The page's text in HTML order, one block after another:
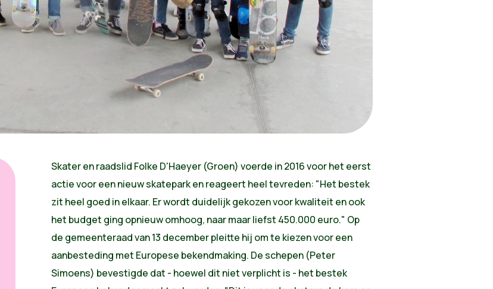
Skater en raadslid Folke D'Haeyer (Groen) voerde in 2016 voor het eerst
actie voor een nieuw skatepark en reageert heel tevreden: "Het bestek
zit heel goed in elkaar. Er wordt duidelijk gekozen voor kwaliteit en ook
het budget ging opnieuw omhoog, naar maar liefst 450.000 euro." Op
de gemeenteraad van 13 december pleitte hij om te kiezen voor een
aanbesteding met Europese bekendmaking. De schepen (Peter
Simoens) bevestigde dat - hoewel dit niet verplicht is - het bestek